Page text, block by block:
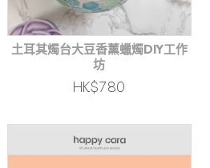
土耳其燭台大豆香薰蠟燭DIY工作
坊
HK$780